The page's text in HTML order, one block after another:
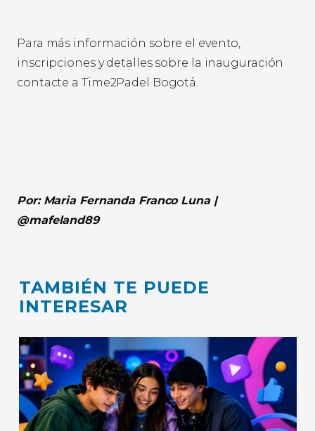
Para más información sobre el evento,
inscripciones y detalles sobre la inauguración
contacte a Time2Padel Bogotá.
Por: Maria Fernanda Franco Luna |
@mafeland89
TAMBIÉN TE PUEDE
INTERESAR